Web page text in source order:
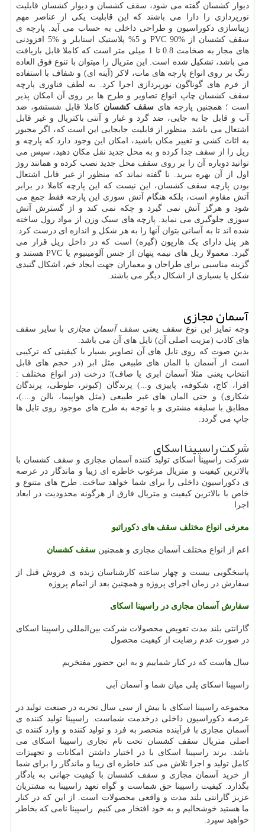
دیوار کشسان گفته می شود، سقف کشسان و دیوار کشسان قابلیت
نورپردازی را دارا می باشند که این قابلیت یکی از عناصر مهم
زیباسازی دکوراسیون و طراحی داخلی به حساب می آید. پارچه ی
سقف کشسان از %90 PVC و 5% پلاستیک استایلر و %5 افزودنی
های مجاز به ضخامت 0.8 تا 1 میلی متر است که کاملا قابل بازیافت
می باشد، تشکیل شده است. این متریال را میتوان با تنوع فوق العاده
رنگ بر روی انواع پارچه های مات، لاکر (آینه ای) و شفاف با استفاده
از فرم های گوناگون نورپردازی اجرا کرد. به لطف فناوری پارچه
سقف کشسان چاپ انواع تصاویر و طرح ها بر روی آن امکان پذیر
است ؛ همچنین پارچه های سقف کشسان کاملا قابل شستشو، ضد
آب و قابل جا به جایی، ضد گرد و غبار و آنتی باکتریال و غیر قابل
اشتعال می باشد. منظور از قابلیت جابجایی این است که، اگر مجبور
به اثاث کشی و تغییر مکان باشید، امکان این وجود دارد که پارچه و
ریل را از سقف جدا کرده و به محل جدید نقل مکان دهید، سپس می
توانید دوباره آن را بر روی سقف محل جدید نصب کرده و همانند روز
اول از آن بهره ببرید. نا گفته نماند که منظور از غیر قابل اشتعال
بودن پارچه سقف کشسان، این نیست که این پارچه کاملا در برابر
آتش مقاوم است، بلکه هنگام آتش سوزی این پارچه فقط جمع می
شود و هرگز آتش نمی گیرد و چکه نمی کند و از گسترش آتش
سوزی جلوگیری می نماید. پارچه های سبک وزن از مواد رول ساخته
شده اند تا به آسانی بتوان آنها را به هر شکل و اندازه ای درست کرد.
هر پنل دارای یک هارپون (گیره) است که در داخل ریل قرار می
گیرد. معمولا ریل های نیمه پنهان از جنس آلومینیوم یا PVC هستند و
گزینه مناسبی برای طراحان و معماران جهت ایجاد خم، اشکال گنبدی
شکل یا بسیاری از اشکال دیگر می باشند.
آسمان مجازی
وجه تمایز این نوع سقف یعنی سقفآسمان مجازی با سایر سقف
های کاذب (مزیت اصلی آن) تایل های آن می باشد.
بدین صوت که روی تایل های آن تصاویر بسیار با کیفیتی که ترکیبی
است از آسمان با المان های طبیعی مثل ابر (در حجم های قابل
انتخاب یعنی مثلا آسمان ابری یا صاف)؛ درخت (در انواع مختلف :
افرا، کاج، شکوفه، پاییزی و...) پرندگان (کبوتر، طوطی، پرندگان
شکاری) و حتی المان های غیر طبیعی (مثل هواپیما، بالن و....)،
مطابق با سلیقه مشتری و با توجه به طرح های موجود روی تایل ها
چاپ می گردد.
شرکت راسپینا اسکای
شرکت راسپینا اسکای تولید کننده آسمان مجازی و سقف کشسان با
بالاترین کیفیت و متریال مرغوب خاطره ای زیبا و ماندگار در عرصه
ی دکوراسیون داخلی را برای شما خواهد ساخت. طرح های متنوع و
خاص با بالاترین کیفیت و متریال فارق از هرگونه محدودیت در ابعاد
اجرا
معرفی انواع مختلف سقف های دکوراتیو
اعم از انواع مختلف آسمان مجازی و همچنین سقف کشسان
پاسخگویی بیست و چهار ساعته کارشناسان زبده ی فروش قبل از
سفارش در زمان اجرای پروژه و همچنین بعد از اتمام پروژه
سفارش آسمان مجازی در راسپینا اسکای
گارانتی بلند مدت تعویض محصولات شرکت بین‌المللی راسپینا اسکای
در صورت عدم رضایت از کیفیت محصول
سال هاست که در کنار شماییم و به این حضور مفتخریم
راسپینا اسکای پلی میان شما و آسمان آبی
مجموعه راسپینا اسکای با بیش از سی سال تجربه در صنعت تولید در
عرصه دکوراسیون داخلی درخدمت شماست. راسپینا تولید کننده ی
آسمان مجازی با فرآینده منحصر به فرد و تولید کننده و وارد کننده ی
اصلی متریال سقف کشسان تحت نام تجاری راسپینا اسکای می
باشد. برند راسپینا اسکای با در اختیار داشتن امکانات و تجهیزات
کامل تولید و اجرا تلاش می کند خاطره ای زیبا و ماندگار را برای شما
از خرید آسمان مجازی و سقف کشسان با کیفیت جهانی به یادگار
بگذارد. کیفیت راسپینا حق شماست و گواه تعهد راسپینا به مشتریان
عزیز گارانتی بلند مدت و واقعی محصولات است. از این که در کنار
ما هستید خوشحالیم و به خود افتخار می کنیم. راسپینا نامی که بخاطر
خواهید سپرد.